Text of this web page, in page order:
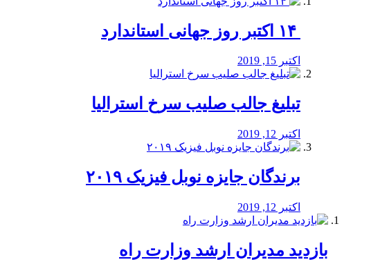
اکتبر 15, 2019
تبلیغ جالب صلیب سرخ استرالیا
اکتبر 12, 2019
برندگان جایزه نوبل فیزیک ۲۰۱۹
اکتبر 12, 2019
بازدید مدیران ارشد وزارت راه